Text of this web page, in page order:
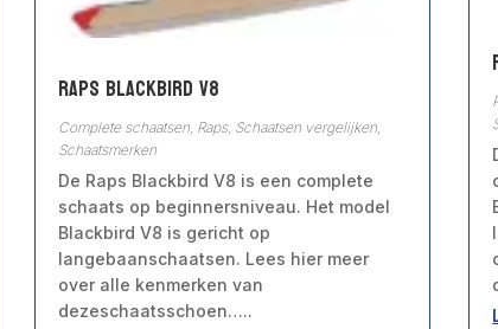
Raps Blackbird V8
Complete schaatsen, Raps, Schaatsen vergelijken,
Schaatsmerken
De Raps Blackbird V8 is een complete
schaats op beginnersniveau. Het model
Blackbird V8 is gericht op
langebaanschaatsen. Lees hier meer
over alle kenmerken van
dezeschaatsschoen…..